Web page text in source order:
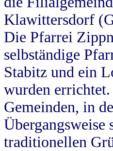
Klawittersdorf
Die Pfarrei
selbständige
Stabitz und ein
wurden
Gemeinden, in
Übergangsweise
traditionellen